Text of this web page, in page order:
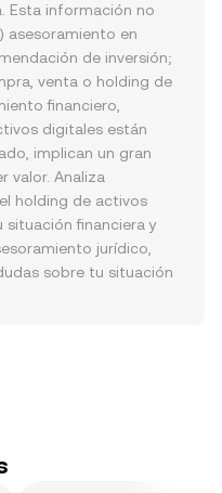
Esta información no
asesoramiento en
de inversión;
venta o holding de
financiero,
digitales están
implican un gran
valor. Analiza
holding de activos
financiera y
jurídico,
sobre tu situación